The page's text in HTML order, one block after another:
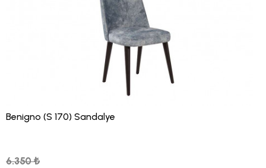
Benigno (S 170) Sandalye
6.350 ₺